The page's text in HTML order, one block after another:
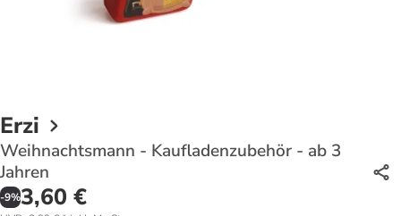
Erzi
Weihnachtsmann - Kaufladenzubehör - ab 3
Jahren
-9%3,60 €